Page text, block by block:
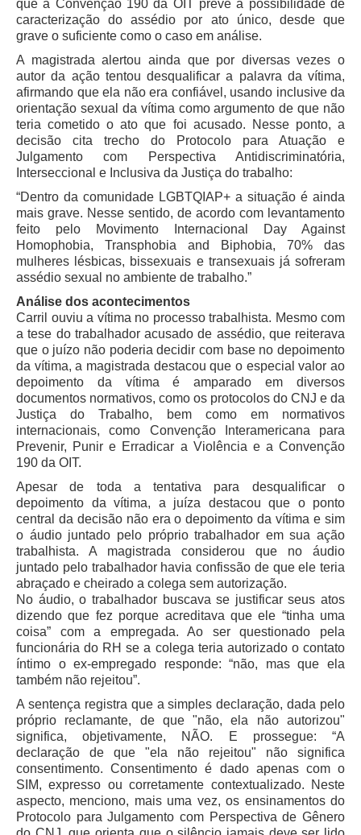
que a Convenção 190 da OIT prevê a possibilidade de
caracterização do assédio por ato único, desde que
grave o suficiente como o caso em análise.
A magistrada alertou ainda que por diversas vezes o
autor da ação tentou desqualificar a palavra da vítima,
afirmando que ela não era confiável, usando inclusive da
orientação sexual da vítima como argumento de que não
teria cometido o ato que foi acusado. Nesse ponto, a
decisão cita trecho do Protocolo para Atuação e
Julgamento com Perspectiva Antidiscriminatória,
Interseccional e Inclusiva da Justiça do trabalho:
“Dentro da comunidade LGBTQIAP+ a situação é ainda
mais grave. Nesse sentido, de acordo com levantamento
feito pelo Movimento Internacional Day Against
Homophobia, Transphobia and Biphobia, 70% das
mulheres lésbicas, bissexuais e transexuais já sofreram
assédio sexual no ambiente de trabalho.”
Análise dos acontecimentos
Carril ouviu a vítima no processo trabalhista. Mesmo com
a tese do trabalhador acusado de assédio, que reiterava
que o juízo não poderia decidir com base no depoimento
da vítima, a magistrada destacou que o especial valor ao
depoimento da vítima é amparado em diversos
documentos normativos, como os protocolos do CNJ e da
Justiça do Trabalho, bem como em normativos
internacionais, como Convenção Interamericana para
Prevenir, Punir e Erradicar a Violência e a Convenção
190 da OIT.
Apesar de toda a tentativa para desqualificar o
depoimento da vítima, a juíza destacou que o ponto
central da decisão não era o depoimento da vítima e sim
o áudio juntado pelo próprio trabalhador em sua ação
trabalhista. A magistrada considerou que no áudio
juntado pelo trabalhador havia confissão de que ele teria
abraçado e cheirado a colega sem autorização.
No áudio, o trabalhador buscava se justificar seus atos
dizendo que fez porque acreditava que ele “tinha uma
coisa” com a empregada. Ao ser questionado pela
funcionária do RH se a colega teria autorizado o contato
íntimo o ex-empregado responde: “não, mas que ela
também não rejeitou”.
A sentença registra que a simples declaração, dada pelo
próprio reclamante, de que "não, ela não autorizou"
significa, objetivamente, NÃO. E prossegue: “A
declaração de que "ela não rejeitou" não significa
consentimento. Consentimento é dado apenas com o
SIM, expresso ou corretamente contextualizado. Neste
aspecto, menciono, mais uma vez, os ensinamentos do
Protocolo para Julgamento com Perspectiva de Gênero